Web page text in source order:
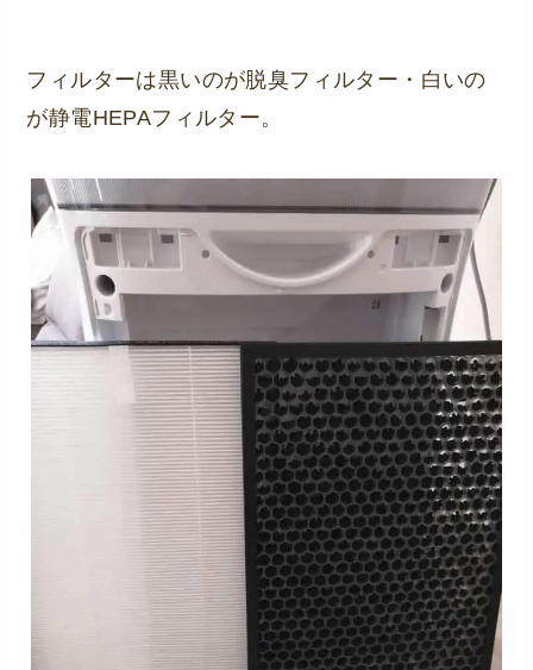
フィルターは黒いのが脱臭フィルター・白いの
が静電HEPAフィルター。